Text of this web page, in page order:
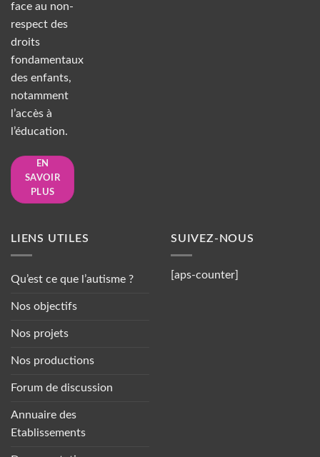
face au non-
respect des
droits
fondamentaux
des enfants,
notamment
l’accès à
l’éducation.
EN
SAVOIR
PLUS
LIENS UTILES
Qu’est ce que l’autisme ?
Nos objectifs
Nos projets
Nos productions
Forum de discussion
Annuaire des
Etablissements
SUIVEZ-NOUS
[aps-counter]